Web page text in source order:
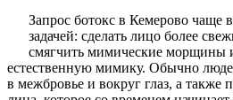
Запрос ботокс в Кемерово чаще
задачей: сделать лицо более
смягчить мимические морщины
естественную мимику. Обычно
в межбровье и вокруг глаз, а также